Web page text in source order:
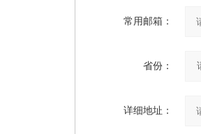
常用邮箱：
省份：
详细地址：